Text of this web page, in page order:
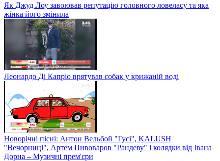
Як Джуд Лоу завоював репутацію головного ловеласу та яка
жінка його змінила
Леонардо Ді Капріо врятував собак у крижаній воді
Новорічні пісні: Антон Вельбой "Гусі", KALUSH
"Вечорниці", Артем Пивоваров "Рандеву" і колядки від Івана
Дорна – Музичні прем'єри